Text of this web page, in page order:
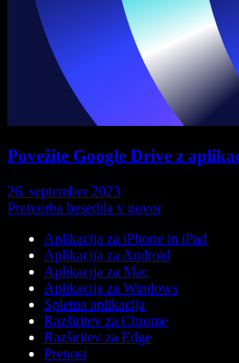
Povežite Google Drive z
26. september 2023
Pretvorba besedila v govor
Aplikacija za iPhone in iPad
Aplikacija za Android
Aplikacija za Mac
Aplikacija za Windows
Spletna aplikacija
Razširitev za Chrome
Razširitev za Edge
Prenosi